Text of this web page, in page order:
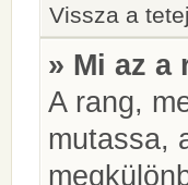
Vissza a
» Mi az
A rang,
mutassa,